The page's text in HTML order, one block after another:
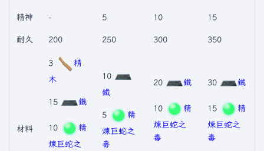
精神 - 5 10 15
耐久 200 250 300 350
材料
3
精
木
15 鐵
10
精
煉巨蛇之
10
鐵
5
精
煉巨蛇之
毒
20 鐵
10
精
煉巨蛇之
毒
30 鐵
15
精
煉巨蛇之
毒